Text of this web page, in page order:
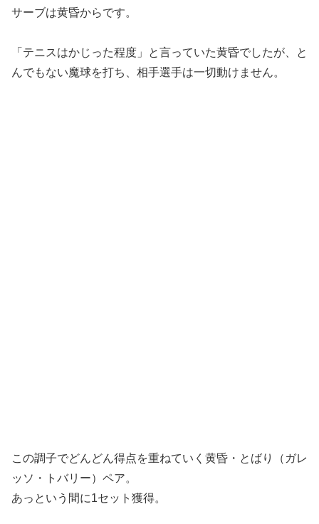
サーブは黄昏からです。
「テニスはかじった程度」と言っていた黄昏でしたが、と
んでもない魔球を打ち、相手選手は一切動けません。
この調子でどんどん得点を重ねていく黄昏・とばり（ガレ
ッソ・トバリー）ペア。
あっという間に1セット獲得。